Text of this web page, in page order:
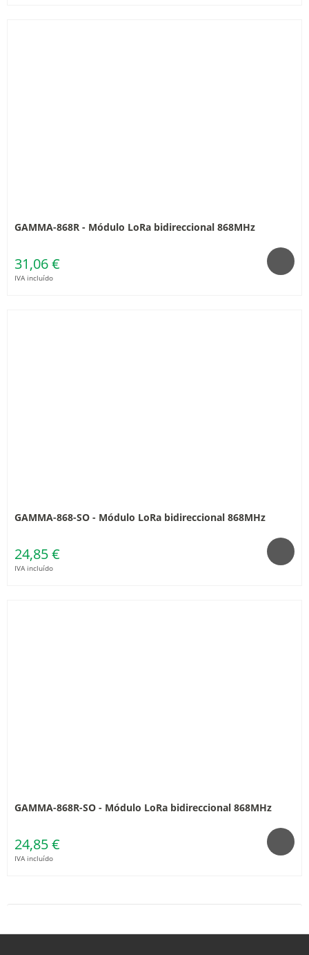
GAMMA-868R - Módulo LoRa bidireccional 868MHz
31,06 €
IVA incluído
GAMMA-868-SO - Módulo LoRa bidireccional 868MHz
24,85 €
IVA incluído
GAMMA-868R-SO - Módulo LoRa bidireccional 868MHz
24,85 €
IVA incluído